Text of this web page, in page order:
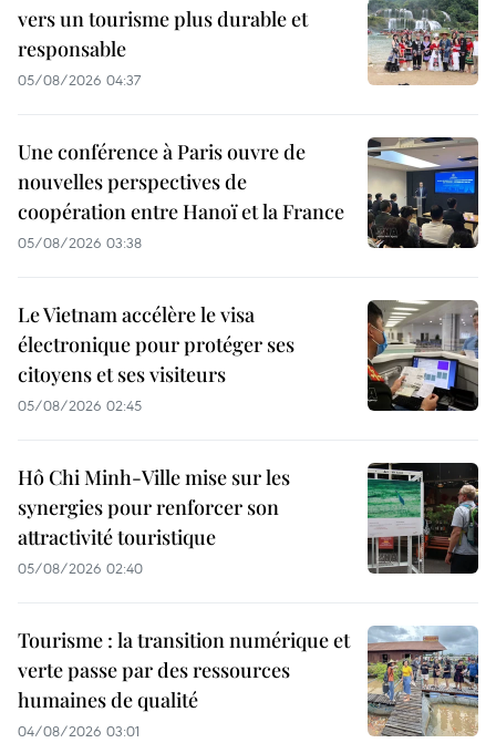
vers un tourisme plus durable et
responsable
05/08/2026 04:37
Une conférence à Paris ouvre de
nouvelles perspectives de
coopération entre Hanoï et la France
05/08/2026 03:38
Le Vietnam accélère le visa
électronique pour protéger ses
citoyens et ses visiteurs
05/08/2026 02:45
Hô Chi Minh-Ville mise sur les
synergies pour renforcer son
attractivité touristique
05/08/2026 02:40
Tourisme : la transition numérique et
verte passe par des ressources
humaines de qualité
04/08/2026 03:01